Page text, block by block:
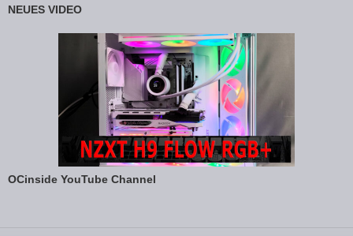
NEUES VIDEO
OCinside YouTube Channel